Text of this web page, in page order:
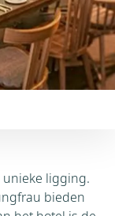
ligging.
bieden